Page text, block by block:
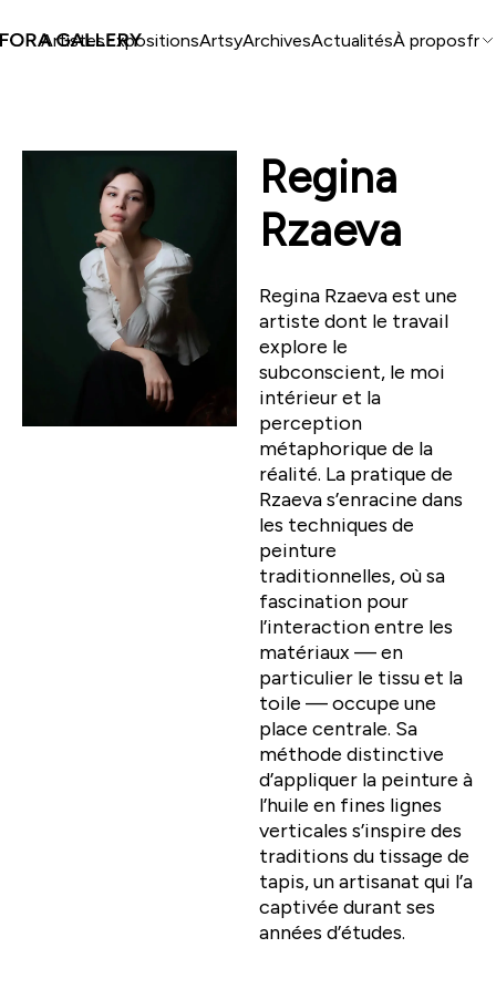
ArtistesExpositionsArtsyArchivesActualitésÀ proposfr
Regina
Rzaeva
Regina Rzaeva est une
artiste dont le travail
explore le
subconscient, le moi
intérieur et la
perception
métaphorique de la
réalité. La pratique de
Rzaeva s’enracine dans
les techniques de
peinture
traditionnelles, où sa
fascination pour
l’interaction entre les
matériaux — en
particulier le tissu et la
toile — occupe une
place centrale. Sa
méthode distinctive
d’appliquer la peinture à
l’huile en fines lignes
verticales s’inspire des
traditions du tissage de
tapis, un artisanat qui l’a
captivée durant ses
années d’études.